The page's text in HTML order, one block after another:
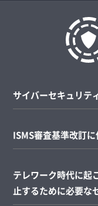
サイバーセキュリテ
ISMS審査基準改訂
テレワーク時代に起
止するために必要な